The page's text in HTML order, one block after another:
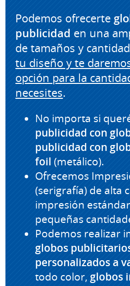
Podemos ofrecerte
publicidad en una
de tamaños y
tu diseño y te
opción para la
necesites.
No importa si
publicidad con
publicidad con
foil (metálico).
Ofrecemos
(serigrafía) de alta
impresión
pequeñas
Podemos realizar
globos
personalizados a
todo color, globos